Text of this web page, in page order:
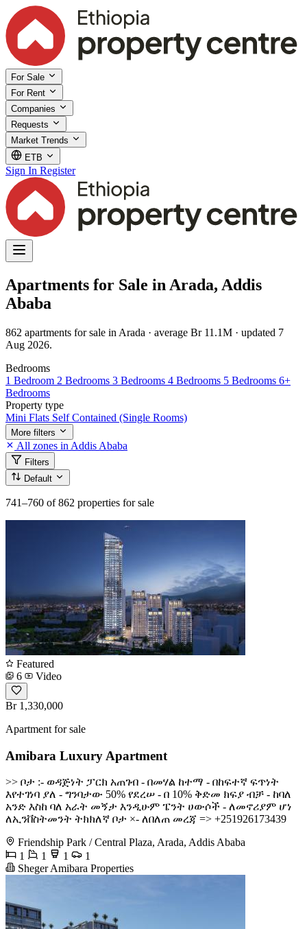
For Sale
For Rent
Companies
Requests
Market Trends
ETB
Sign In Register
Apartments for Sale in Arada, Addis
Ababa
862 apartments for sale in Arada · average Br 11.1M · updated 7
Aug 2026.
Bedrooms
1 Bedroom 2 Bedrooms 3 Bedrooms 4 Bedrooms 5 Bedrooms 6+
Bedrooms
Property type
Mini Flats Self Contained (Single Rooms)
More filters
All zones in Addis Ababa
Filters
Default
741–760 of 862 properties for sale
Featured
6
Video
Br 1,330,000
Apartment for sale
Amibara Luxury Apartment
>> ቦታ :- ወዳጅነት ፓርክ አጠገብ - በመሃል ከተማ - በከፍተኛ ፍጥነት
እየተገነባ ያለ - ግንባታው 50% የደረሠ - በ 10% ቅድመ ክፍያ ብቻ - ከባለ
አንድ እስከ ባለ አራት መኝታ እንዲሁም ፔንት ሀውሶች - ለመኖሪያም ሆነ
ለኢንቨስትመንት ትክክለኛ ቦታ ×- ለበለጠ መረጃ => +251926173439
Friendship Park / Central Plaza, Arada, Addis Ababa
1
1 1
1
Sheger Amibara Properties